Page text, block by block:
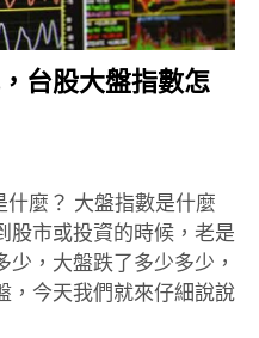
台股大盤指數怎
麼？ 大盤指數是什麼
股市或投資的時候，老是
，大盤跌了多少多少，
，今天我們就來仔細說說